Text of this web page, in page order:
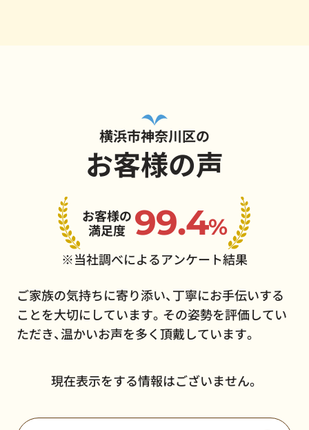
横浜市神奈川区の
お客様の声
お客様の
満足度 99.4%
※当社調べによるアンケート結果
ご家族の気持ちに寄り添い、丁寧にお手伝いする
ことを大切にしています。その姿勢を評価してい
ただき、温かいお声を多く頂戴しています。
現在表示をする情報はございません。